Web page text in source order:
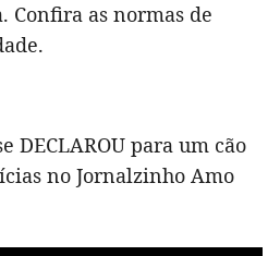
Confira as normas de
DECLAROU para um cão
no Jornalzinho Amo